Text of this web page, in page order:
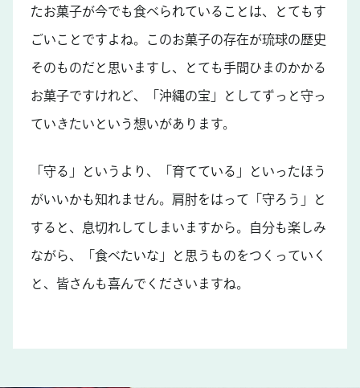
たお菓子が今でも食べられていることは、とてもす
ごいことですよね。このお菓子の存在が琉球の歴史
そのものだと思いますし、とても手間ひまのかかる
お菓子ですけれど、「沖縄の宝」としてずっと守っ
ていきたいという想いがあります。
「守る」というより、「育てている」といったほう
がいいかも知れません。肩肘をはって「守ろう」と
すると、息切れしてしまいますから。自分も楽しみ
ながら、「食べたいな」と思うものをつくっていく
と、皆さんも喜んでくださいますね。